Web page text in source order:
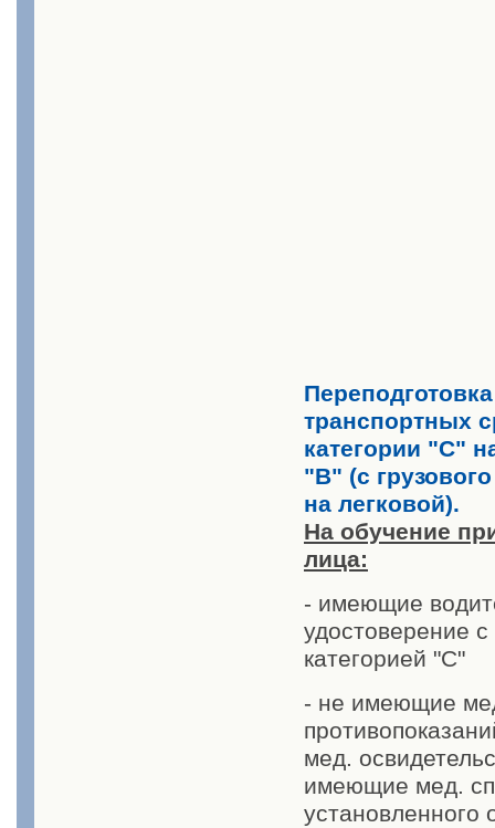
транспортных
категории "С"
"В" (с
на легковой).
На обучение
лица:
- имеющие
удостоверение
категорией "С"
- не имеющие
мед.
имеющие мед.
установленного